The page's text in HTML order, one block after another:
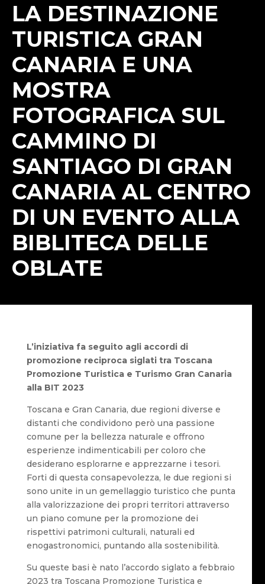
LA DESTINAZIONE
TURISTICA GRAN
CANARIA E UNA
MOSTRA
FOTOGRAFICA SUL
CAMMINO DI
SANTIAGO DI GRAN
CANARIA AL CENTRO
DI UN EVENTO ALLA
BIBLITECA DELLE
OBLATE
L’iniziativa fa seguito agli accordi di
promozione reciproca siglati tra Toscana
Promozione Turistica e Turismo Gran Canaria
alla BIT 2023
Toscana e Gran Canaria, due regioni diverse e
distanti che condividono però una passione
comune per la bellezza naturale e offrono
esperienze indimenticabili per coloro che
desiderano esplorarne e apprezzarne i tesori.
Forti di questa consapevolezza, le due regioni si
sono unite in un gemellaggio turistico che punta
alla valorizzazione dei propri territori attraverso
un piano comune per la promozione dei
rispettivi patrimoni culturali, naturali ed
enogastronomici, puntando alla sostenibilità.
Su queste basi è nato l’accordo siglato a febbraio
2023 tra Toscana Promozione Turistica e